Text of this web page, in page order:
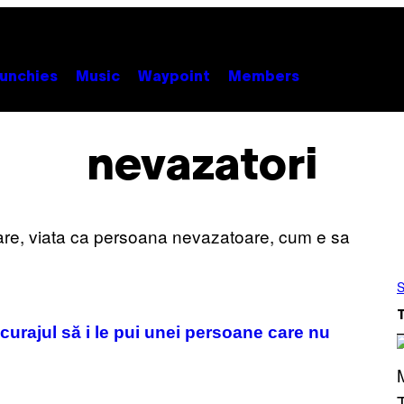
Music Waypoint Members
nevazatori
să i le pui unei persoane care nu